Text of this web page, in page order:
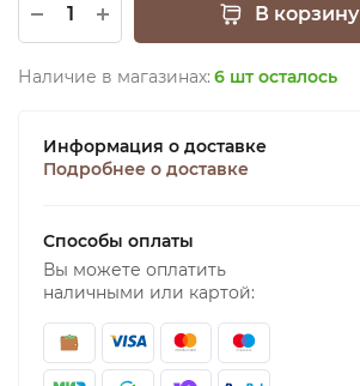
В корзину
Наличие в магазинах: 6 шт осталось
Информация о доставке
Подробнее о доставке
Способы оплаты
Вы можете оплатить
наличными или картой: